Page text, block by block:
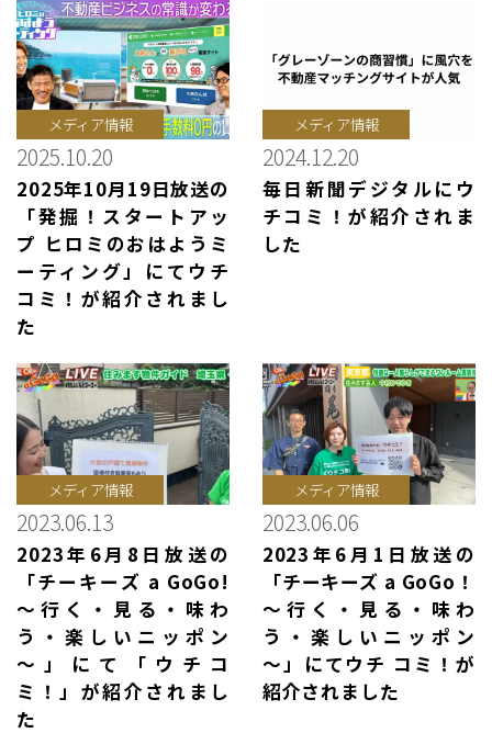
メディア情報
2025.10.20
2025年10月19日放送の
「発掘！スタートアッ
プ ヒロミのおはようミ
ーティング」にてウチ
コミ！が紹介されまし
た
メディア情報
2024.12.20
毎日新聞デジタルにウ
チコミ！が紹介されま
した
メディア情報
2023.06.13
2023年6月8日放送の
「チーキーズ a GoGo!
～行く・見る・味わ
う・楽しいニッポン
～」にて「ウチコ
ミ！」が紹介されまし
た
メディア情報
2023.06.06
2023年6月1日放送の
「チーキーズ a GoGo！
～行く・見る・味わ
う・楽しいニッポン
～」にてウチ コミ！が
紹介されました